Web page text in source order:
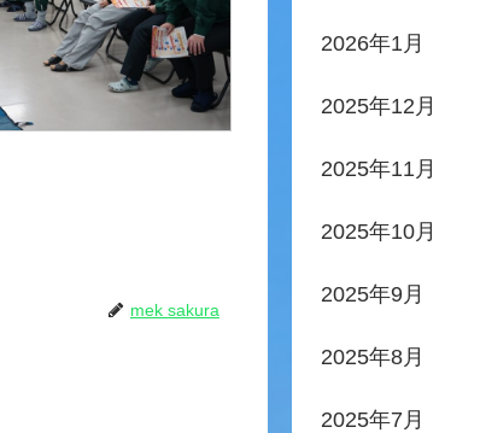
mek sakura
2026年1月
2025年12月
2025年11月
2025年10月
2025年9月
2025年8月
2025年7月